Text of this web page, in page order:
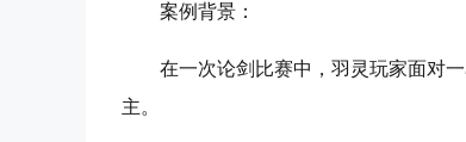
案例背景 ：
在一次论剑比赛中，羽灵玩家面对
主。